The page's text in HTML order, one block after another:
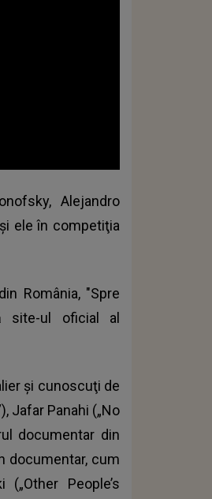
Alejandro
ele în competiţia
România, "Spre
site-ul oficial al
şi cunoscuţi de
Jafar Panahi („No
documentar din
documentar, cum
People’s